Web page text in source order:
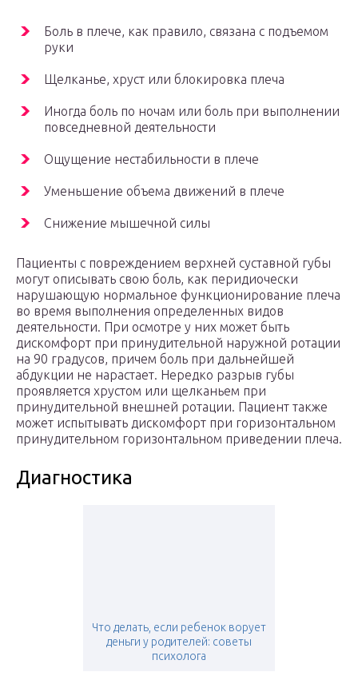
Боль в плече, как правило, связана с подъемом
руки
Щелканье, хруст или блокировка плеча
Иногда боль по ночам или боль при выполнении
повседневной деятельности
Ощущение нестабильности в плече
Уменьшение объема движений в плече
Снижение мышечной силы
Пациенты с повреждением верхней суставной губы
могут описывать свою боль, как перидиочески
нарушающую нормальное функционирование плеча
во время выполнения определенных видов
деятельности. При осмотре у них может быть
дискомфорт при принудительной наружной ротации
на 90 градусов, причем боль при дальнейшей
абдукции не нарастает. Нередко разрыв губы
проявляется хрустом или щелканьем при
принудительной внешней ротации. Пациент также
может испытывать дискомфорт при горизонтальном
принудительном горизонтальном приведении плеча.
Диагностика
Что делать, если ребенок ворует
деньги у родителей: советы
психолога